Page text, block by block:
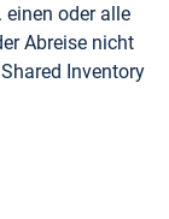
einen oder alle
Abreise nicht
Inventory